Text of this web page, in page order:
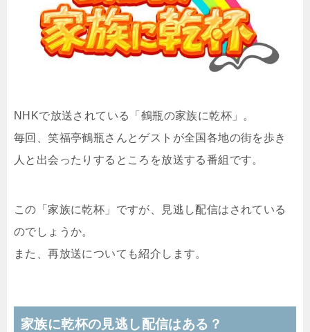
NHKで放送されている「 鶴瓶の家族に乾杯 」。
毎回、笑福亭鶴瓶さんとゲストが全国各地の街を歩き
人と出会ったりするところを放送する番組です。
この「家族に乾杯」ですが、見逃し配信はされている
のでしょうか。
また、再放送についても紹介します。
家族に乾杯の見逃し配信はある？